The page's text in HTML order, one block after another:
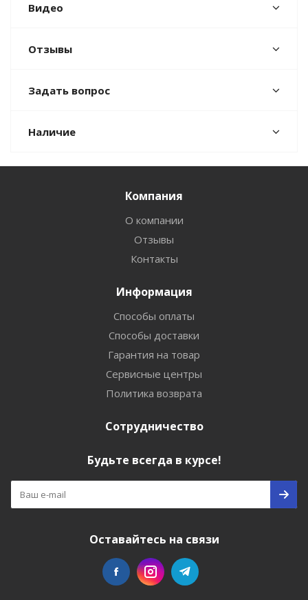
Видео
Отзывы
Задать вопрос
Наличие
Компания
О компании
Отзывы
Контакты
Информация
Способы оплаты
Способы доставки
Гарантия на товар
Сервисные центры
Политика возврата
Сотрудничество
Будьте всегда в курсе!
Оставайтесь на связи